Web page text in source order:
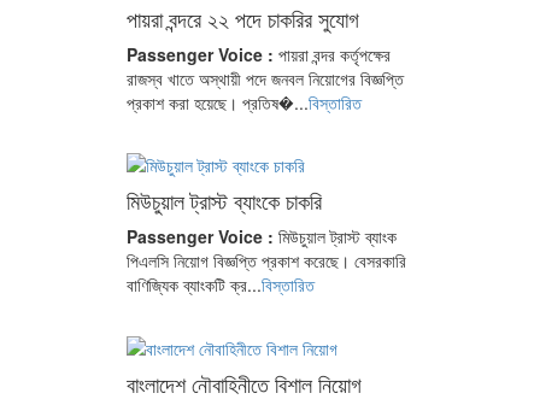
পায়রা বন্দরে ২২ পদে চাকরির সুযোগ
Passenger Voice : পায়রা বন্দর কর্তৃপক্ষের
রাজস্ব খাতে অস্থায়ী পদে জনবল নিয়োগের বিজ্ঞপ্তি
প্রকাশ করা হয়েছে। প্রতিষ�...বিস্তারিত
মিউচুয়াল ট্রাস্ট ব্যাংকে চাকরি
Passenger Voice : মিউচুয়াল ট্রাস্ট ব্যাংক
পিএলসি নিয়োগ বিজ্ঞপ্তি প্রকাশ করেছে। বেসরকারি
বাণিজ্যিক ব্যাংকটি ক্র...বিস্তারিত
বাংলাদেশ নৌবাহিনীতে বিশাল নিয়োগ